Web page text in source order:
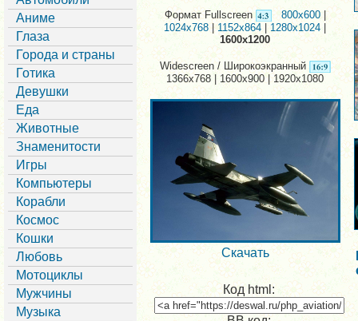
Аниме
Глаза
Города и страны
Готика
Девушки
Еда
Животные
Знаменитости
Игры
Компьютеры
Корабли
Космос
Кошки
Любовь
Мотоциклы
Мужчины
Музыка
Формат Fullscreen 800x600
1024x768|1152x864 1280x1024
1600x1200
Widescreen / Широкоэкранный
1366x768 | 1600x900 | 1920x1080
Скачать
Код html: